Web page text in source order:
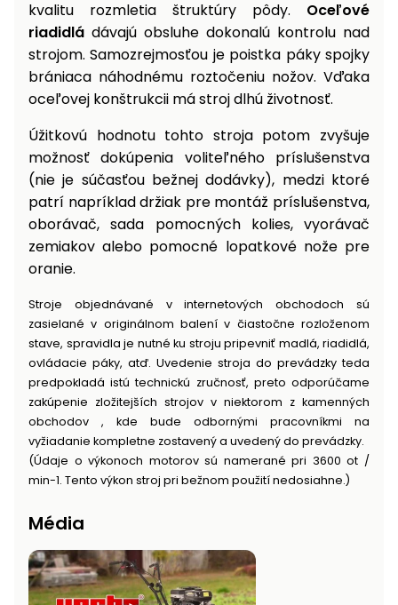
kvalitu rozmletia štruktúry pôdy. Oceľové
riadidlá dávajú obsluhe dokonalú kontrolu nad
strojom. Samozrejmosťou je poistka páky spojky
brániaca náhodnému roztočeniu nožov. Vďaka
oceľovej konštrukcii má stroj dlhú životnosť.
Úžitkovú hodnotu tohto stroja potom zvyšuje
možnosť dokúpenia voliteľného príslušenstva
(nie je súčasťou bežnej dodávky), medzi ktoré
patrí napríklad držiak pre montáž príslušenstva,
oborávač, sada pomocných kolies, vyorávač
zemiakov alebo pomocné lopatkové nože pre
oranie.
Stroje objednávané v internetových obchodoch sú
zasielané v originálnom balení v čiastočne rozloženom
stave, spravidla je nutné ku stroju pripevniť madlá, riadidlá,
ovládacie páky, atď. Uvedenie stroja do prevádzky teda
predpokladá istú technickú zručnosť, preto odporúčame
zakúpenie zložitejších strojov v niektorom z kamenných
obchodov , kde bude odbornými pracovníkmi na
vyžiadanie kompletne zostavený a uvedený do prevádzky.
(Údaje o výkonoch motorov sú namerané pri 3600 ot /
min-1. Tento výkon stroj pri bežnom použití nedosiahne.)
Média